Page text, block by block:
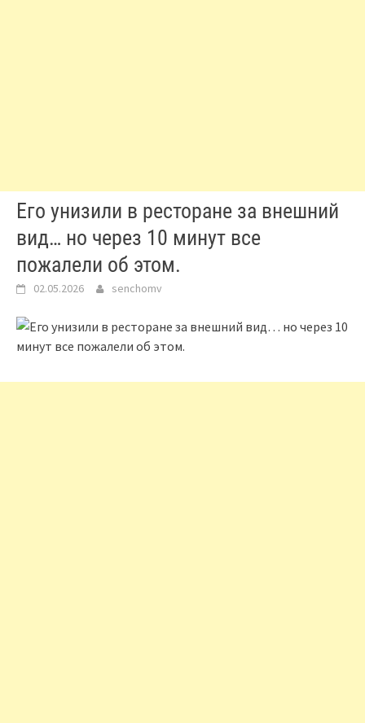
Его унизили в ресторане за внешний
вид… но через 10 минут все
пожалели об этом.
02.05.2026 senchomv